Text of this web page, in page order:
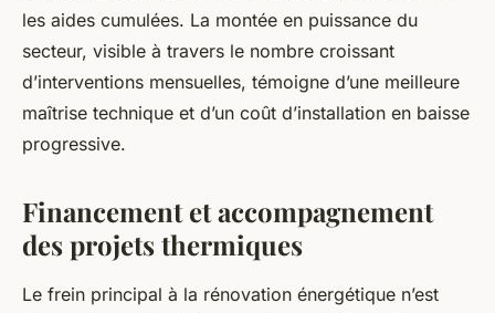
les aides cumulées. La montée en puissance du
secteur, visible à travers le nombre croissant
d’interventions mensuelles, témoigne d’une meilleure
maîtrise technique et d’un coût d’installation en baisse
progressive.
Financement et accompagnement
des projets thermiques
Le frein principal à la rénovation énergétique n’est